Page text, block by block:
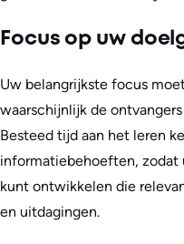
Focus op uw
Uw belangrijkste focus
waarschijnlijk de
Besteed tijd aan het leren
informatiebehoeften, zodat
kunt ontwikkelen die
en uitdagingen.